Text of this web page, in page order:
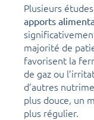
Plusieurs
apports
majorité de
favorisent la
de gaz ou
d’autres
plus douce, un
plus régulier.